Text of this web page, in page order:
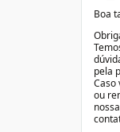
Boa
pela
Caso
ou